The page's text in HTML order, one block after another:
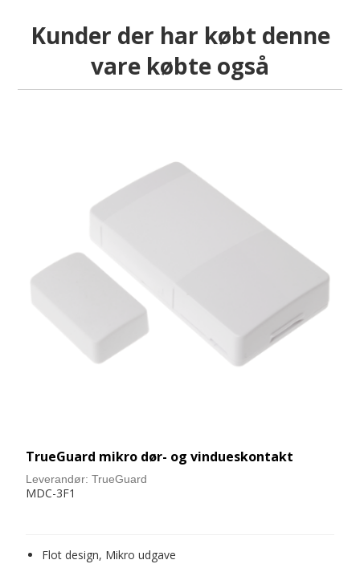
Kunder der har købt denne
vare købte også
TrueGuard mikro dør- og vindueskontakt
Leverandør: TrueGuard
MDC-3F1
Flot design, Mikro udgave